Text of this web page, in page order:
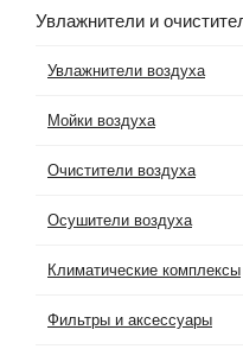
Увлажнители и
Увлажнители воздуха
Мойки воздуха
Очистители воздуха
Осушители воздуха
Климатические комплексы
Фильтры и аксессуары